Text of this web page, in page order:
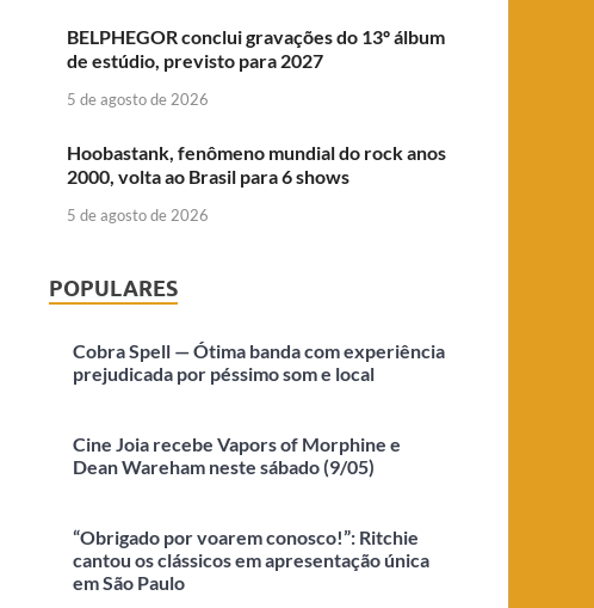
BELPHEGOR conclui gravações do 13º álbum
de estúdio, previsto para 2027
5 de agosto de 2026
Hoobastank, fenômeno mundial do rock anos
2000, volta ao Brasil para 6 shows
5 de agosto de 2026
POPULARES
Cobra Spell — Ótima banda com experiência
prejudicada por péssimo som e local
Cine Joia recebe Vapors of Morphine e
Dean Wareham neste sábado (9/05)
“Obrigado por voarem conosco!”: Ritchie
cantou os clássicos em apresentação única
em São Paulo